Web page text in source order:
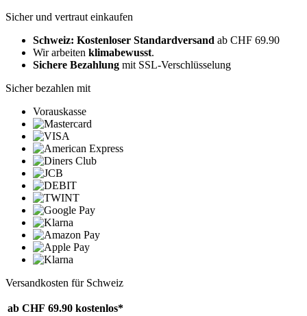
Sicher und vertraut einkaufen
Schweiz: Kostenloser Standardversand ab CHF 69.90
Wir arbeiten klimabewusst.
Sichere Bezahlung mit SSL-Verschlüsselung
Sicher bezahlen mit
Vorauskasse
Versandkosten für Schweiz
ab CHF 69.90 kostenlos*